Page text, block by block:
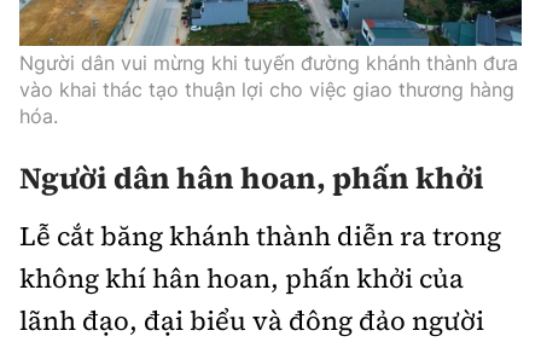
Người dân vui mừng khi tuyến đường khánh thành đưa
vào khai thác tạo thuận lợi cho việc giao thương hàng
hóa.
Người dân hân hoan, phấn khởi
Lễ cắt băng khánh thành diễn ra trong
không khí hân hoan, phấn khởi của
lãnh đạo, đại biểu và đông đảo người